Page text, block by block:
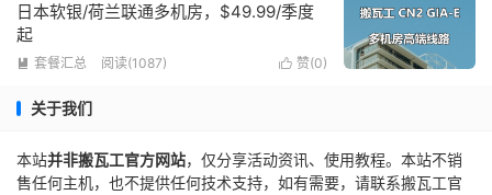
日本软银/荷兰联通多机房，$49.99/季度
起
 套餐汇总 阅读(1087)  赞(0)
关于我们
本站并非搬瓦工官方网站，仅分享活动资讯、使用教程。本站不销
售任何主机，也不提供任何技术支持，如有需要，请联系搬瓦工官